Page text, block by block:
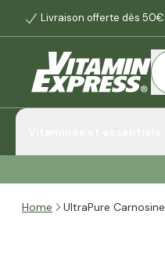
Livraison offerte dès 50€
Home UltraPure Carnosine